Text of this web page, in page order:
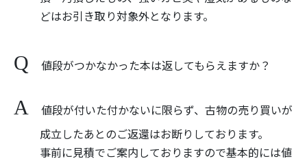
どはお引き取り対象外となります。
値段がつかなかった本は返してもらえますか？
値段が付いた付かないに限らず、古物の売り買いが
成立したあとのご返還はお断りしております。
事前に見積でご案内しておりますので基本的には値